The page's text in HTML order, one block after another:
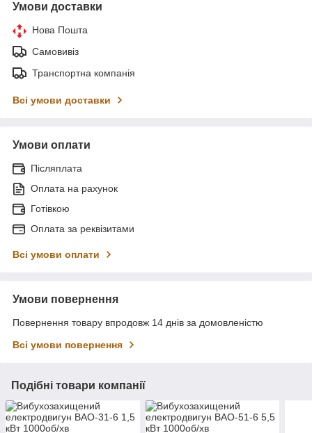
Умови доставки
Нова Пошта
Самовивіз
Транспортна компанія
Всі умови доставки
Умови оплати
Післяплата
Оплата на рахунок
Готівкою
Оплата за реквізитами
Всі умови оплати
Умови повернення
Повернення товару впродовж 14 днів за домовленістю
Всі умови повернення
Подібні товари компанії